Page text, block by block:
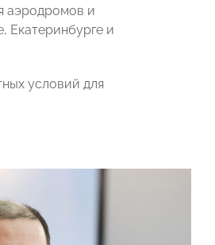
аэродромов и
Екатеринбурге и
условий для